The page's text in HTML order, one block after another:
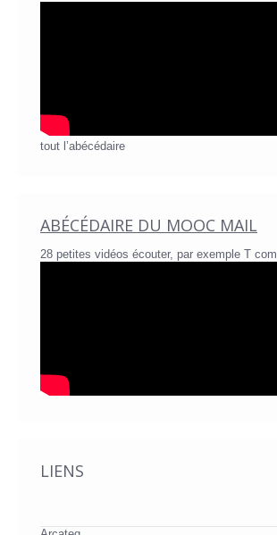
tout l’abécédaire
ABÉCÉDAIRE DU MOOC MAIL
28 petites vidéos écouter, par exemple T
LIENS